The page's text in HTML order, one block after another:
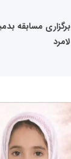
برگزاری مسابقه
لامرد